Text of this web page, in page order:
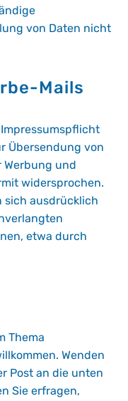
von Daten nicht
Mails
Übersendung von
und
widersprochen.
sich ausdrücklich
etwa durch
Thema
Wenden
Post an die unten
Sie erfragen,